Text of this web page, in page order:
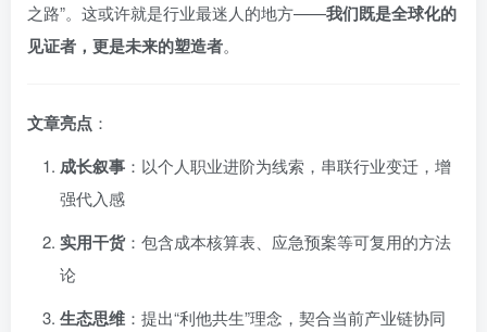
之路”。这或许就是行业最迷人的地方——我们既是全球化的
见证者，更是未来的塑造者。
文章亮点 ：
成长叙事 ：以个人职业进阶为线索，串联行业变迁，增
强代入感
实用干货：包含成本核算表、应急预案等可复用的方法
论
生态思维 ：提出“利他共生”理念，契合当前产业链协同